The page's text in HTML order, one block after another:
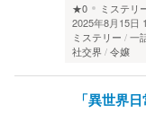
★0
ミステリ
2025年8月15日
ミステリー
一
社交界
令嬢
「異世界